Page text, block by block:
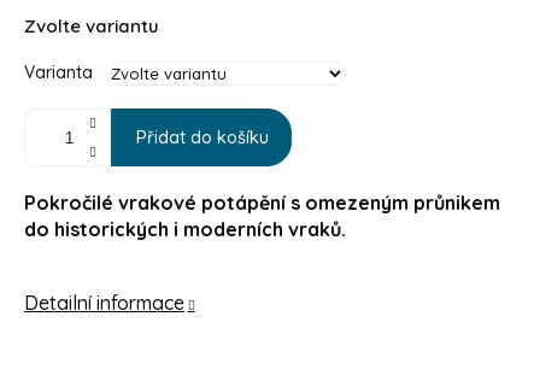
Měrná cena:
Zvolte variantu
Varianta
Přidat do košíku
Pokročilé vrakové potápění s omezeným průnikem
do historických i moderních vraků.
Detailní informace